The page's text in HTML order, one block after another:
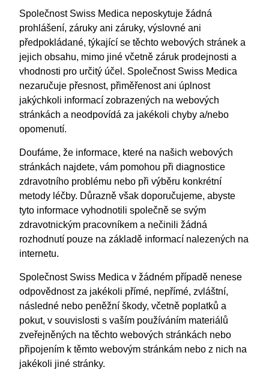
Společnost Swiss Medica neposkytuje žádná
prohlášení, záruky ani záruky, výslovné ani
předpokládané, týkající se těchto webových stránek a
jejich obsahu, mimo jiné včetně záruk prodejnosti a
vhodnosti pro určitý účel. Společnost Swiss Medica
nezaručuje přesnost, přiměřenost ani úplnost
jakýchkoli informací zobrazených na webových
stránkách a neodpovídá za jakékoli chyby a/nebo
opomenutí.
Doufáme, že informace, které na našich webových
stránkách najdete, vám pomohou při diagnostice
zdravotního problému nebo při výběru konkrétní
metody léčby. Důrazně však doporučujeme, abyste
tyto informace vyhodnotili společně se svým
zdravotnickým pracovníkem a nečinili žádná
rozhodnutí pouze na základě informací nalezených na
internetu.
Společnost Swiss Medica v žádném případě nenese
odpovědnost za jakékoli přímé, nepřímé, zvláštní,
následné nebo peněžní škody, včetně poplatků a
pokut, v souvislosti s vaším používáním materiálů
zveřejněných na těchto webových stránkách nebo
připojením k těmto webovým stránkám nebo z nich na
jakékoli jiné stránky.